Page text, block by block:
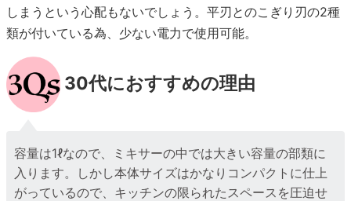
しまうという心配もないでしょう。平刃とのこぎり刃の2種
類が付いている為、少ない電力で使用可能。
30代におすすめの理由
容量は1ℓなので、ミキサーの中では大きい容量の部類に
入ります。しかし本体サイズはかなりコンパクトに仕上
がっているので、キッチンの限られたスペースを圧迫せ